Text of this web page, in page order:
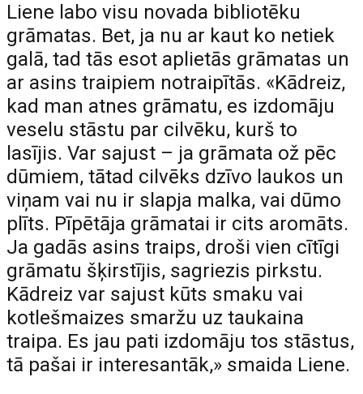
Liene labo visu novada bibliotēku
grāmatas. Bet, ja nu ar kaut ko netiek
galā, tad tās esot aplietās grāmatas un
ar asins traipiem notraipītās. «Kādreiz,
kad man atnes grāmatu, es izdomāju
veselu stāstu par cilvēku, kurš to
lasījis. Var sajust – ja grāmata ož pēc
dūmiem, tātad cilvēks dzīvo laukos un
viņam vai nu ir slapja malka, vai dūmo
plīts. Pīpētāja grāmatai ir cits aromāts.
Ja gadās asins traips, droši vien cītīgi
grāmatu šķirstījis, sagriezis pirkstu.
Kādreiz var sajust kūts smaku vai
kotlešmaizes smaržu uz taukaina
traipa. Es jau pati izdomāju tos stāstus,
tā pašai ir interesantāk,» smaida Liene.